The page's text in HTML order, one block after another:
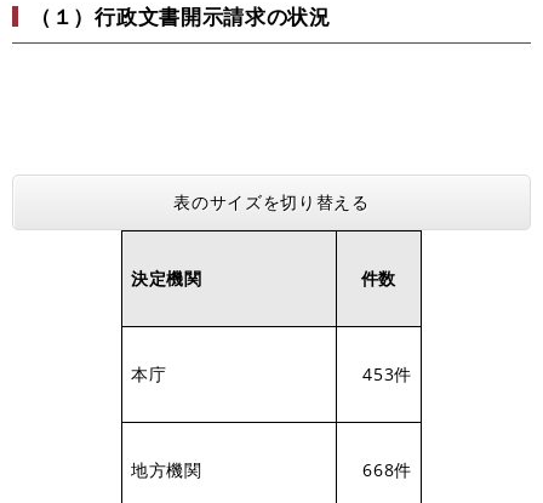
（１）行政文書開示請求の状況
表のサイズを切り替える
決定機関 件数
本庁 453件
地方機関 668件